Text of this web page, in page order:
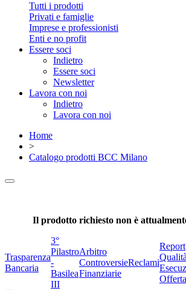
Tutti i prodotti
Privati e famiglie
Imprese e professionisti
Enti e no profit
Essere soci
Indietro
Essere soci
Newsletter
Lavora con noi
Indietro
Lavora con noi
Home
>
Catalogo prodotti BCC Milano
Il prodotto richiesto non è
Trasparenza
Bancaria
3°
Pilastro
-
Basilea
III
Arbitro
Controversie
Finanziarie
Reclami
Report
Qualità
Offerta